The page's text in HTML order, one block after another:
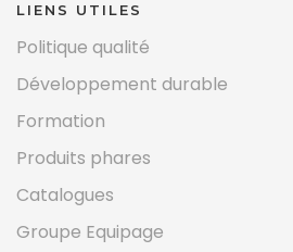
LIENS UTILES
Politique qualité
Développement durable
Formation
Produits phares
Catalogues
Groupe Equipage